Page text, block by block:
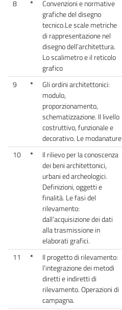
8 *
Convenzioni e normative
grafiche del disegno
tecnico.Le scale metriche
di rappresentazione nel
disegno dell’architettura.
Lo scalimetro e il reticolo
grafico
9 *
Gli ordini architettonici:
modulo,
proporzionamento,
schematizzazione. Il livello
costruttivo, funzionale e
decorativo. Le modanature
10 *
Il rilievo per la conoscenza
dei beni architettonici,
urbani ed archeologici.
Definizioni, oggetti e
finalità. Le fasi del
rilevamento:
dall’acquisizione dei dati
alla trasmissione in
elaborati grafici.
11 *
Il progetto di rilevamento:
l'integrazione dei metodi
diretti e indiretti di
rilevamento. Operazioni di
campagna.